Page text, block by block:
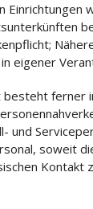
Einrichtungen
eigener
besteht ferner
und
soweit
Kontakt